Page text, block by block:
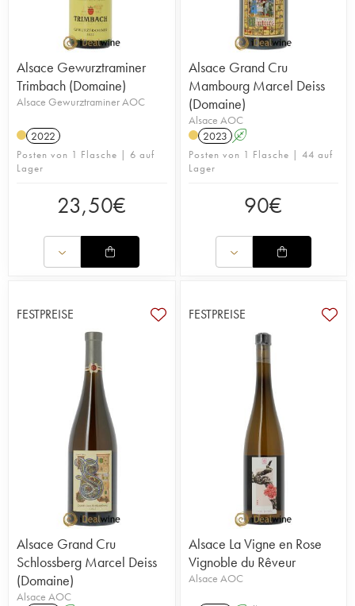
Alsace Gewurztraminer
Trimbach (Domaine)
Alsace Gewurztraminer AOC
2022
Posten von 1 Flasche | 6 auf
Lager
23,50€
Alsace Grand Cru
Mambourg Marcel Deiss
(Domaine)
Alsace AOC
2023 A
Posten von 1 Flasche | 44 auf
Lager
90€
FESTPREISE
Alsace Grand Cru
Schlossberg Marcel Deiss
(Domaine)
Alsace AOC
FESTPREISE
Alsace La Vigne en Rose
Vignoble du Rêveur
Alsace AOC